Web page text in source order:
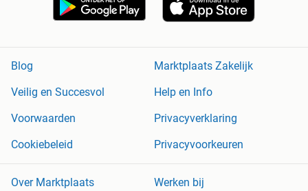
Blog
Marktplaats Zakelijk
Veilig en Succesvol
Help en Info
Voorwaarden
Privacyverklaring
Cookiebeleid
Privacyvoorkeuren
Over Marktplaats
Werken bij